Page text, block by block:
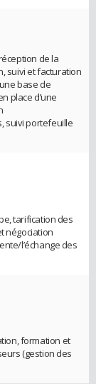
de la
suivi et facturation
base de
place d’une
suivi portefeuille
tarification des
négociation
l’échange des
formation et
(gestion des